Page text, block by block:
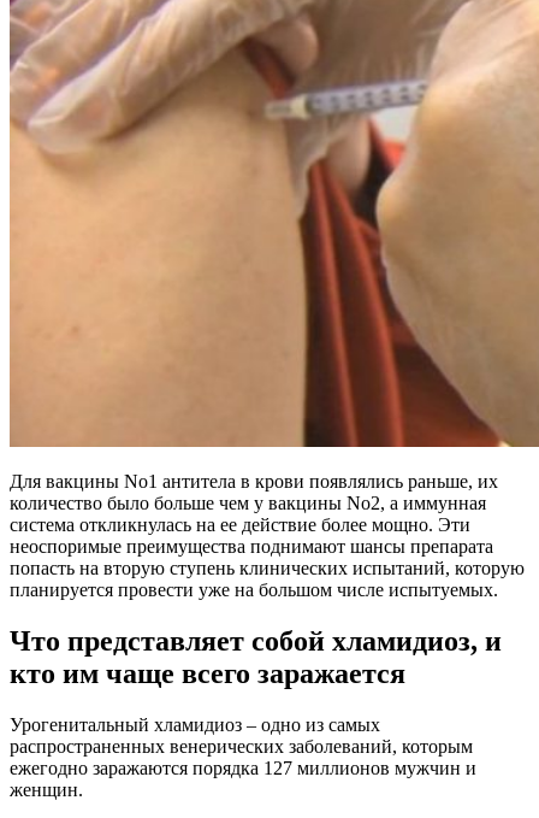
Для вакцины No1 антитела в крови появлялись раньше, их
количество было больше чем у вакцины No2, а иммунная
система откликнулась на ее действие более мощно. Эти
неоспоримые преимущества поднимают шансы препарата
попасть на вторую ступень клинических испытаний, которую
планируется провести уже на большом числе испытуемых.
Что представляет собой хламидиоз, и
кто им чаще всего заражается
Урогенитальный хламидиоз – одно из самых
распространенных венерических заболеваний, которым
ежегодно заражаются порядка 127 миллионов мужчин и
женщин.